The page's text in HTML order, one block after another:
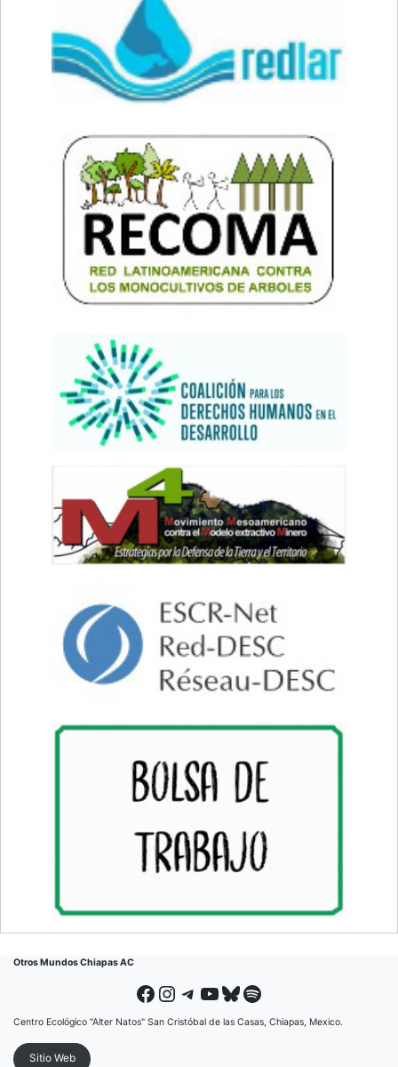
Otros Mundos Chiapas AC
Facebook Instagram Telegram YouTube Bluesky Spotify
Centro Ecológico "Alter Natos" San Cristóbal de las Casas, Chiapas, Mexico.
Sitio Web